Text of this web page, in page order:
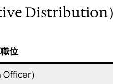
Distribution）
職位
）